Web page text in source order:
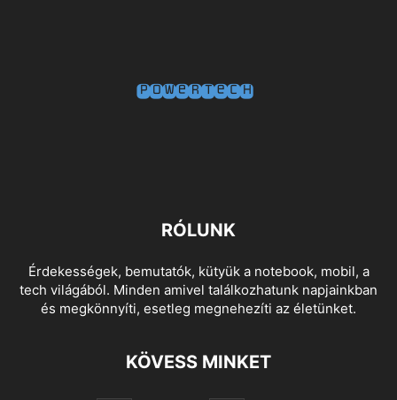
RÓLUNK
Érdekességek, bemutatók, kütyük a notebook, mobil, a
tech világából. Minden amivel találkozhatunk napjainkban
és megkönnyíti, esetleg megnehezíti az életünket.
KÖVESS MINKET